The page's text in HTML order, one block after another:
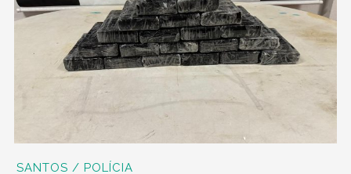
SANTOS / POLÍCIA